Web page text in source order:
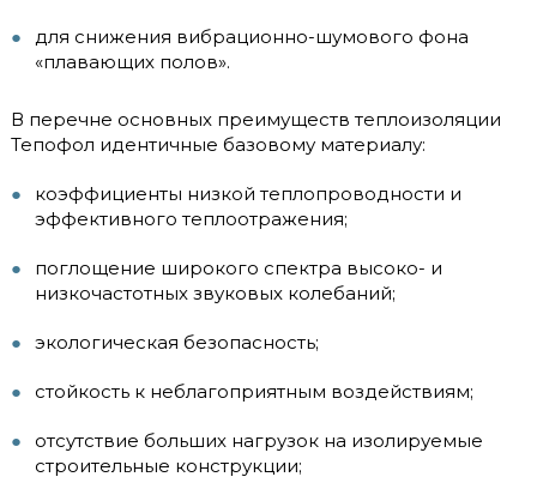
для снижения вибрационно-шумового фона
«плавающих полов».
В перечне основных преимуществ теплоизоляции
Тепофол идентичные базовому материалу:
коэффициенты низкой теплопроводности и
эффективного теплоотражения;
поглощение широкого спектра высоко- и
низкочастотных звуковых колебаний;
экологическая безопасность;
стойкость к неблагоприятным воздействиям;
отсутствие больших нагрузок на изолируемые
строительные конструкции;